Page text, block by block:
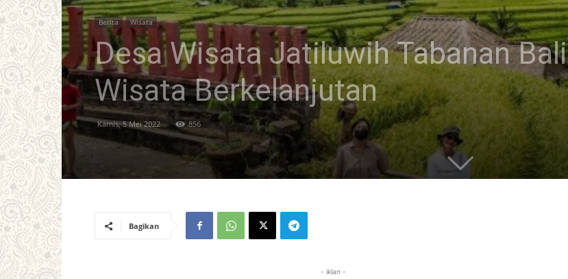
Berita Wisata
Desa Wisata Jatiluwih Tabanan
Wisata Berkelanjutan
Kamis, 5 Mei 2022 856
Bagikan
- iklan -